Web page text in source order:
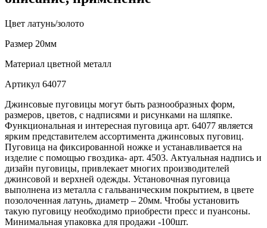
Цвет латунь/золото
Размер 20мм
Материал цветной металл
Артикул 64077
Джинсовые пуговицы могут быть разнообразных форм,
размеров, цветов, с надписями и рисунками на шляпке.
Функциональная и интересная пуговица арт. 64077 является
ярким представителем ассортимента джинсовых пуговиц.
Пуговица на фиксированной ножке и устанавливается на
изделие с помощью гвоздика- арт. 4503. Актуальная надпись и
дизайн пуговицы, привлекает многих производителей
джинсовой и верхней одежды. Установочная пуговица
выполнена из металла с гальваническим покрытием, в цвете
позолоченная латунь, диаметр – 20мм. Чтобы установить
такую пуговицу необходимо приобрести пресс и пуансоны.
Минимальная упаковка для продажи -100шт.